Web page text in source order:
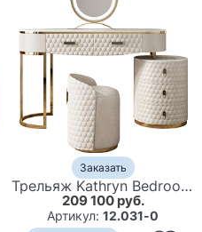
Заказать
Трельяж Kathryn Bedroom Dressing Table White
209 100 руб.
Артикул:12.031-0